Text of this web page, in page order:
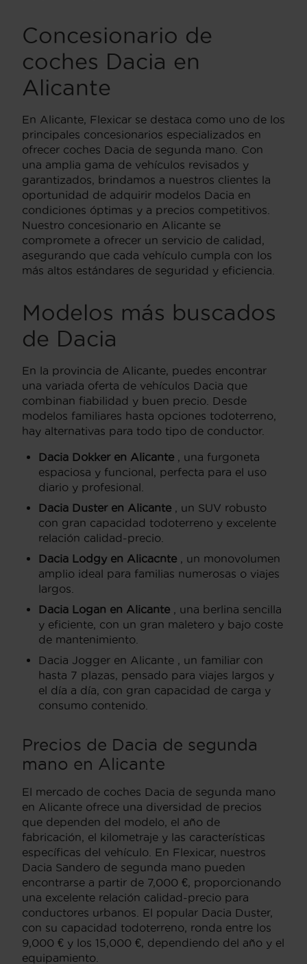
Concesionario de
coches Dacia en
Alicante
En Alicante, Flexicar se destaca como uno de los
principales concesionarios especializados en
ofrecer coches Dacia de segunda mano. Con
una amplia gama de vehículos revisados y
garantizados, brindamos a nuestros clientes la
oportunidad de adquirir modelos Dacia en
condiciones óptimas y a precios competitivos.
Nuestro concesionario en Alicante se
compromete a ofrecer un servicio de calidad,
asegurando que cada vehículo cumpla con los
más altos estándares de seguridad y eficiencia.
Modelos más buscados
de Dacia
En la provincia de Alicante, puedes encontrar
una variada oferta de vehículos Dacia que
combinan fiabilidad y buen precio. Desde
modelos familiares hasta opciones todoterreno,
hay alternativas para todo tipo de conductor.
Dacia Dokker en Alicante , una furgoneta
espaciosa y funcional, perfecta para el uso
diario y profesional.
Dacia Duster en Alicante , un SUV robusto
con gran capacidad todoterreno y excelente
relación calidad-precio.
Dacia Lodgy en Alicacnte
, un monovolumen
amplio ideal para familias numerosas o viajes
largos.
Dacia Logan en Alicante
, una berlina sencilla
y eficiente, con un gran maletero y bajo coste
de mantenimiento.
Dacia Jogger en Alicante , un familiar con
hasta 7 plazas, pensado para viajes largos y
el día a día, con gran capacidad de carga y
consumo contenido.
Precios de Dacia de segunda
mano en Alicante
El mercado de coches Dacia de segunda mano
en Alicante ofrece una diversidad de precios
que dependen del modelo, el año de
fabricación, el kilometraje y las características
específicas del vehículo. En Flexicar, nuestros
Dacia Sandero de segunda mano pueden
encontrarse a partir de 7,000 €, proporcionando
una excelente relación calidad-precio para
conductores urbanos. El popular Dacia Duster,
con su capacidad todoterreno, ronda entre los
9,000 € y los 15,000 €, dependiendo del año y el
equipamiento.